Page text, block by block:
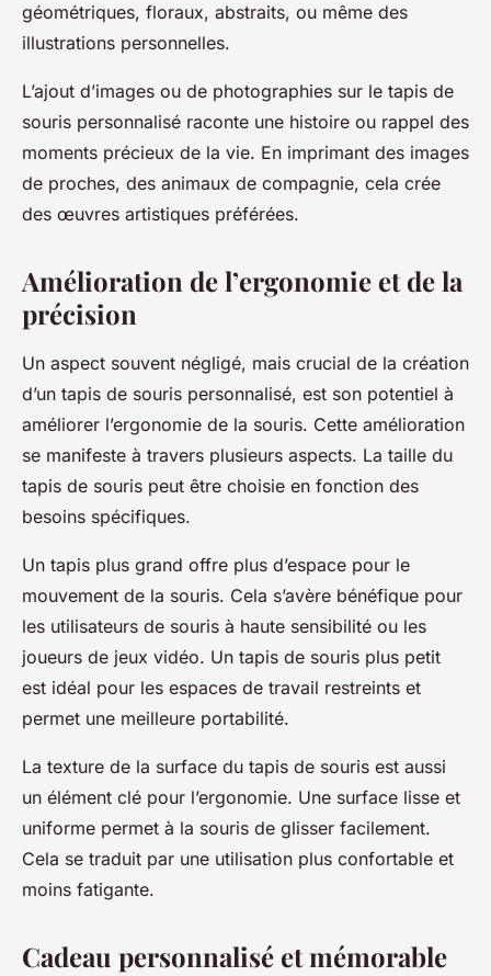
géométriques, floraux, abstraits, ou même des
illustrations personnelles.
L’ajout d’images ou de photographies sur le tapis de
souris personnalisé raconte une histoire ou rappel des
moments précieux de la vie. En imprimant des images
de proches, des animaux de compagnie, cela crée
des œuvres artistiques préférées.
Amélioration de l’ergonomie et de la
précision
Un aspect souvent négligé, mais crucial de la création
d’un tapis de souris personnalisé, est son potentiel à
améliorer l’ergonomie de la souris. Cette amélioration
se manifeste à travers plusieurs aspects. La taille du
tapis de souris peut être choisie en fonction des
besoins spécifiques.
Un tapis plus grand offre plus d’espace pour le
mouvement de la souris. Cela s’avère bénéfique pour
les utilisateurs de souris à haute sensibilité ou les
joueurs de jeux vidéo. Un tapis de souris plus petit
est idéal pour les espaces de travail restreints et
permet une meilleure portabilité.
La texture de la surface du tapis de souris est aussi
un élément clé pour l’ergonomie. Une surface lisse et
uniforme permet à la souris de glisser facilement.
Cela se traduit par une utilisation plus confortable et
moins fatigante.
Cadeau personnalisé et mémorable